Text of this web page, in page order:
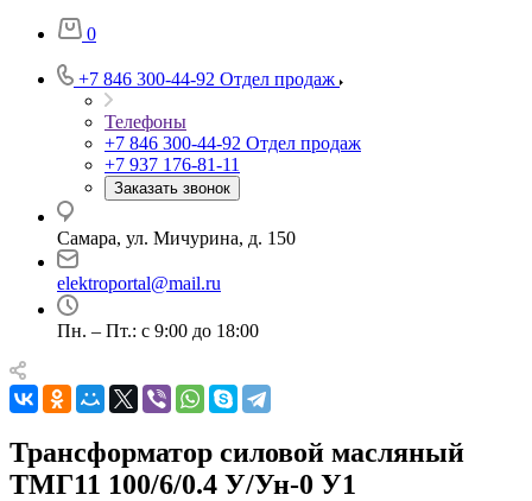
0
+7 846 300-44-92 Отдел продаж
Телефоны
+7 846 300-44-92 Отдел продаж
+7 937 176-81-11
Заказать звонок
Самара, ул. Мичурина, д. 150
elektroportal@mail.ru
Пн. – Пт.: с 9:00 до 18:00
Трансформатор силовой масляный
ТМГ11 100/6/0.4 У/Ун-0 У1